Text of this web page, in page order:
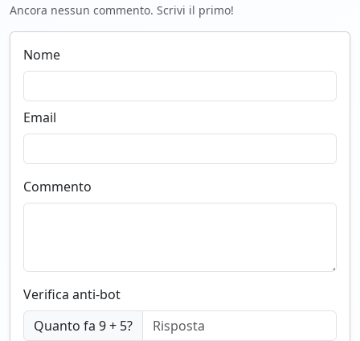
Ancora nessun commento. Scrivi il primo!
Nome
Email
Commento
Verifica anti-bot
Quanto fa 9 + 5?